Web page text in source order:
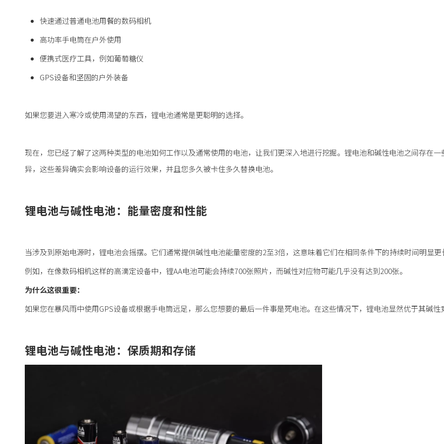
快速通过普通电池用餐的数码相机
高功率手电筒在户外使用
便携式医疗工具，例如葡萄糖仪
GPS设备和坚固的户外装备
如果您要进入寒冷或使用渴望的东西，锂电池通常是更聪明的选择。
现在，您已经了解了这两种类型的电池如何工作以及通常使用的电池，让我们更深入地进行挖掘。锂电池和碱性电池之间存在一
异，这些差异确实会影响设备的运行效果，并且您多久被卡住多久替换电池。
锂电池与碱性电池：能量密度和性能
当涉及到原始电源时，锂电池会摇摆。它们通常提供碱性电池能量密度的2至3倍，这意味着它们在相同条件下的持续时间明显更
例如，在像数码相机这样的高滴定设备中，锂AA电池可能会持续700张照片，而碱性对应物可能几乎没有达到200张。
为什么这很重要：
如果您在暴风雨中使用GPS设备或根据手电筒远足，那么您想要的最后一件事是死电池。在这些情况下，锂电池显然优于其碱性
锂电池与碱性电池：保质期和存储